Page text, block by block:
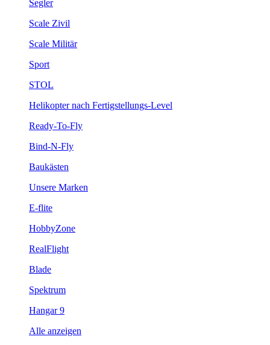
Segler
Scale Zivil
Scale Militär
Sport
STOL
Helikopter nach Fertigstellungs-Level
Ready-To-Fly
Bind-N-Fly
Baukästen
Unsere Marken
E-flite
HobbyZone
RealFlight
Blade
Spektrum
Hangar 9
Alle anzeigen